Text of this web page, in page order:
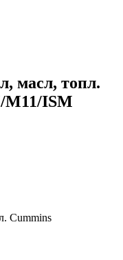
масл, топл.
M11/ISM
Cummins